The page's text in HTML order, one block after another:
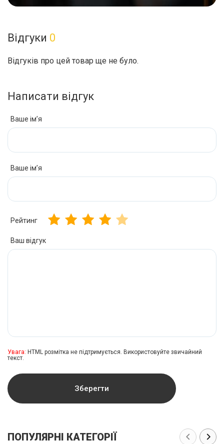
Відгуки 0
Відгуків про цей товар ще не було.
Написати відгук
Ваше ім’я
Ваше ім’я
Рейтинг
Ваш відгук
Увага: HTML розмітка не підтримується. Використовуйте звичайний
текст.
Зберегти
ПОПУЛЯРНІ КАТЕГОРІЇ